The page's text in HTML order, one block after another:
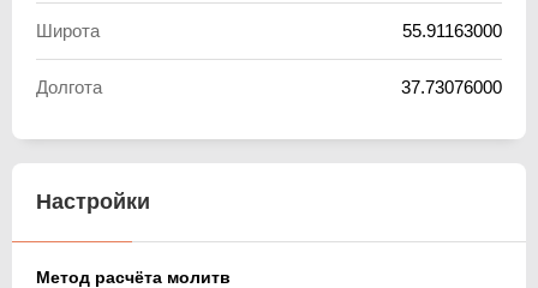
Широта 55.91163000
Долгота 37.73076000
Настройки
Метод расчёта молитв